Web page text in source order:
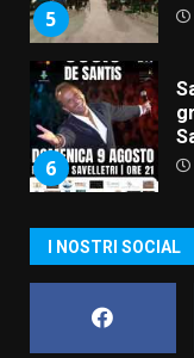
5
6
I NOSTRI SOCIAL